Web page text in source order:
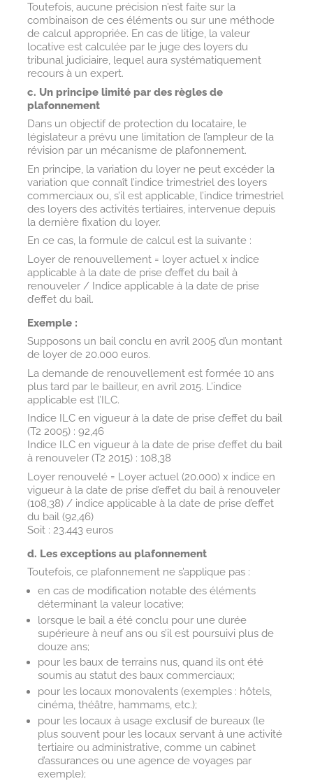
Toutefois, aucune précision n’est faite sur la
combinaison de ces éléments ou sur une méthode
de calcul appropriée. En cas de litige, la valeur
locative est calculée par le juge des loyers du
tribunal judiciaire, lequel aura systématiquement
recours à un expert.
c. Un principe limité par des règles de
plafonnement
Dans un objectif de protection du locataire, le
législateur a prévu une limitation de l’ampleur de la
révision par un mécanisme de plafonnement.
En principe, la variation du loyer ne peut excéder la
variation que connaît l’indice trimestriel des loyers
commerciaux ou, s’il est applicable, l’indice trimestriel
des loyers des activités tertiaires, intervenue depuis
la dernière fixation du loyer.
En ce cas, la formule de calcul est la suivante :
Loyer de renouvellement = loyer actuel x indice
applicable à la date de prise d’effet du bail à
renouveler / Indice applicable à la date de prise
d’effet du bail.
Exemple :
Supposons un bail conclu en avril 2005 d’un montant
de loyer de 20.000 euros.
La demande de renouvellement est formée 10 ans
plus tard par le bailleur, en avril 2015. L’indice
applicable est l’ILC.
Indice ILC en vigueur à la date de prise d’effet du bail
(T2 2005) : 92,46
Indice ILC en vigueur à la date de prise d’effet du bail
à renouveler (T2 2015) : 108,38
Loyer renouvelé = Loyer actuel (20.000) x indice en
vigueur à la date de prise d’effet du bail à renouveler
(108,38) / indice applicable à la date de prise d’effet
du bail (92,46)
Soit : 23.443 euros
d. Les exceptions au plafonnement
Toutefois, ce plafonnement ne s’applique pas :
en cas de modification notable des éléments
déterminant la valeur locative;
lorsque le bail a été conclu pour une durée
supérieure à neuf ans ou s’il est poursuivi plus de
douze ans;
pour les baux de terrains nus, quand ils ont été
soumis au statut des baux commerciaux;
pour les locaux monovalents (exemples : hôtels,
cinéma, théâtre, hammams, etc.);
pour les locaux à usage exclusif de bureaux (le
plus souvent pour les locaux servant à une activité
tertiaire ou administrative, comme un cabinet
d’assurances ou une agence de voyages par
exemple);